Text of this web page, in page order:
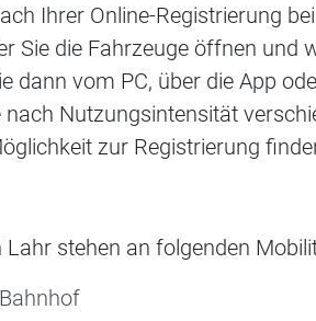
Ihrer Online-Registrierung
Sie die Fahrzeuge öffnen und
dann vom PC, über die App
nach Nutzungsintensität
zur Registrierung
Lahr stehen an folgenden
Bahnhof